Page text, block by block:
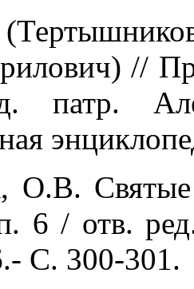
//
патр.
О.В.
6 / отв.
С. 300-301.